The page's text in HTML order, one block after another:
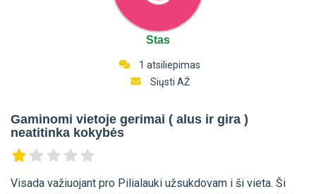
Stas
1 atsiliepimas
Siųsti AŽ
Gaminomi vietoje gerimai ( alus ir gira )
neatitinka kokybės
Visada važiuojant pro Pilialauki užsukdovam i ši vieta. Ši